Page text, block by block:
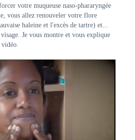
votre muqueuse naso-phararyngée
vous allez renouveler votre flore
haleine et l'excès de tartre) et...
Je vous montre et vous explique
vidéo.